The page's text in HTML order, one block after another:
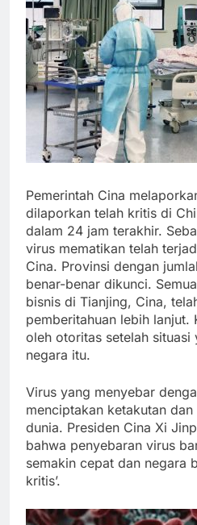
Pemerintah Cina
dilaporkan telah kritis di
dalam 24 jam terakhir.
virus mematikan telah
Cina. Provinsi dengan
benar-benar dikunci.
bisnis di Tianjing, Cina,
pemberitahuan lebih lanjut.
oleh otoritas setelah situasi
negara itu.
Virus yang menyebar
menciptakan ketakutan
dunia. Presiden Cina Xi
bahwa penyebaran virus
semakin cepat dan negara
kritis’.